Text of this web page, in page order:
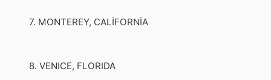
7. MONTEREY, CALİFORNİA
8. VENICE, FLORIDA